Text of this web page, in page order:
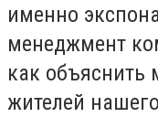
именно
менеджмент
как объяснить
жителей